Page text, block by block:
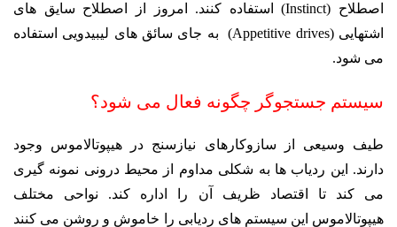
اصطلاح (Instinct) استفاده کنند. امروز از اصطلاح سایق های
اشتهایی (Appetitive drives) به جای سائق های لیبیدویی استفاده
می شود.
سیستم جستجوگر چگونه فعال می شود؟
طیف وسیعی از سازوکارهای نیازسنج در هیپوتالاموس وجود
دارند. این ردیاب ها به شکلی مداوم از محیط درونی نمونه گیری
می کند تا اقتصاد ظریف آن را اداره کند. نواحی مختلف
هیپوتالاموس این سیستم های ردیابی را خاموش و روشن می کنند